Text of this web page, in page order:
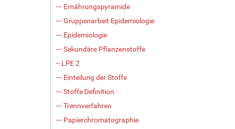
--- Ernährungspyramide
--- Gruppenarbeit Epidemiologie
--- Epidemiologie
--- Sekundäre Pflanzenstoffe
-- LPE 2
--- Einteilung der Stoffe
--- Stoffe Definition
--- Trennverfahren
--- Papierchromatographie